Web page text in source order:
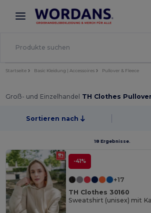
× Wordans App
Bessere Preise in der App!
Startseite Basic Kleidung | Accessoires Pullover & Fleece
Groß- und Einzelhandel TH Clothes
Sortieren nach
18 Ergebnisse.
-41%
+17
TH Clothes 30160